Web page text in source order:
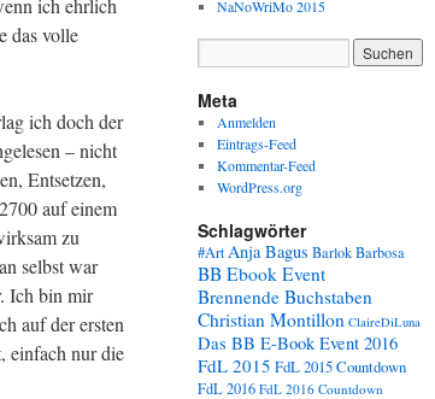
ich ehrlich
das volle
ich doch der
– nicht
Entsetzen,
auf einem
zu
selbst war
Ich bin mir
auf der ersten
einfach nur die
NaNoWriMo 2015
Meta
Anmelden
Eintrags-Feed
Kommentar-Feed
WordPress.org
Schlagwörter
#ArtAnja Bagus Barlok Barbosa
BB Ebook Event
Brennende Buchstaben
Christian Montillon ClaireDiLuna
Das BB E-Book Event 2016
FdL 2015 FdL 2015 Countdown
FdL 2016 FdL 2016 Countdown